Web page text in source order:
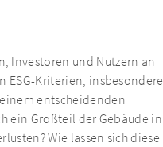
Investoren und Nutzern an
Kriterien, insbesondere
entscheidenden
ein Großteil der Gebäude in
Wie lassen sich diese